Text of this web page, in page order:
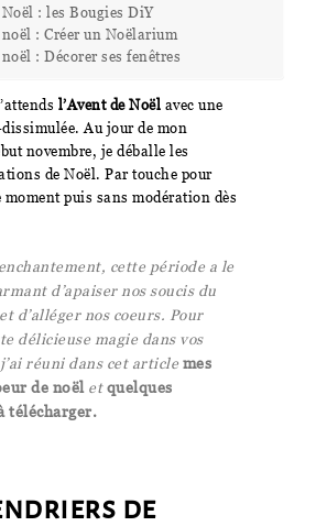
: les Bougies DiY
: Créer un Noëlarium
: Décorer ses fenêtres
l’Avent de Noël avec une
Au jour de mon
novembre, je déballe les
de Noël. Par touche pour
moment puis sans modération dès
cette période a le
d’apaiser nos soucis du
d’alléger nos coeurs. Pour
délicieuse magie dans vos
réuni dans cet article mes
de noël etquelques
télécharger.
de